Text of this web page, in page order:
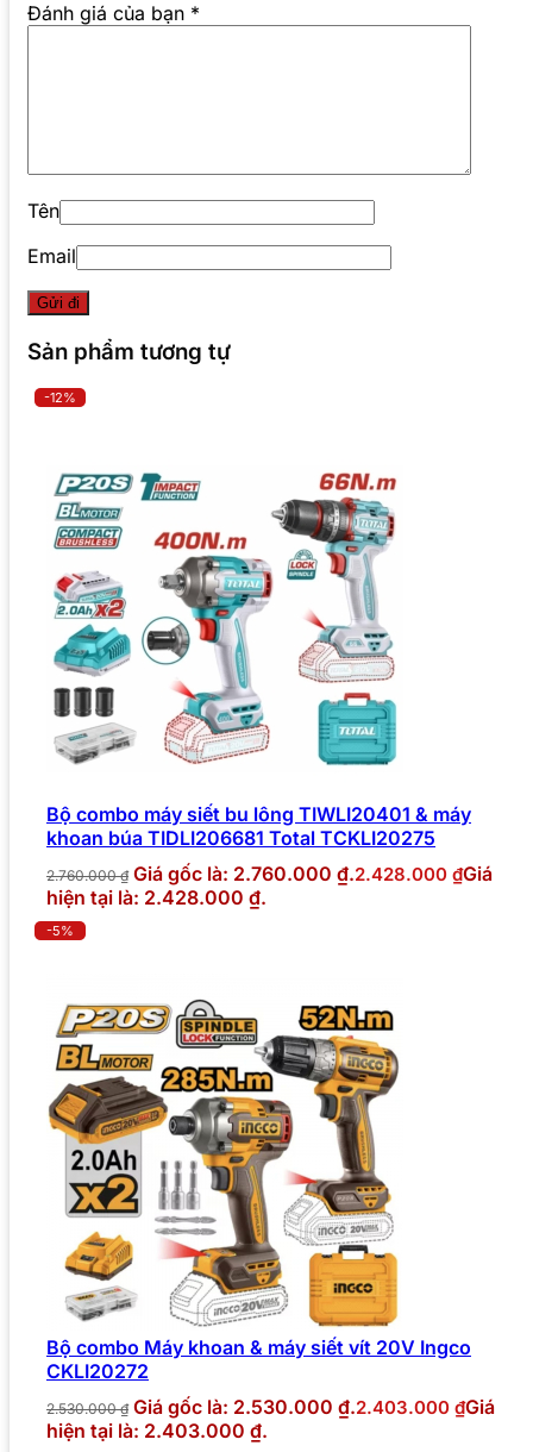
Đánh giá của bạn *
Tên
Email
Sản phẩm tương tự
-12%
Bộ combo máy siết bu lông TIWLI20401 & máy
khoan búa TIDLI206681 Total TCKLI20275
2.760.000₫ Giá gốc là: 2.760.000 ₫.2.428.000 ₫Giá
hiện tại là: 2.428.000 ₫.
-5%
Bộ combo Máy khoan & máy siết vít 20V Ingco
CKLI20272
2.530.000₫ Giá gốc là: 2.530.000 ₫.2.403.000 ₫Giá
hiện tại là: 2.403.000 ₫.